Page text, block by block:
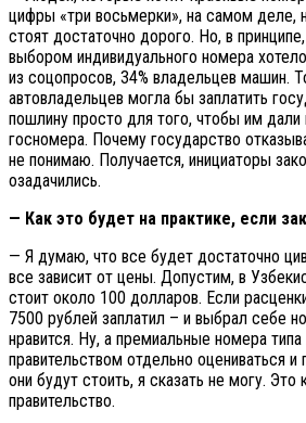
цифры «три восьмерки», на самом деле,
стоят достаточно дорого. Но, в
выбором индивидуального номера
из соцопросов, 34% владельцев машин.
автовладельцев могла бы заплатить
пошлину просто для того, чтобы им
госномера. Почему государство
не понимаю. Получается, инициаторы
озадачились.
— Как это будет на практике, если
— Я думаю, что все будет достаточно
все зависит от цены. Допустим, в
стоит около 100 долларов. Если
7500 рублей заплатил – и выбрал себе
нравится. Ну, а премиальные номера
правительством отдельно оцениваться и
они будут стоить, я сказать не могу. Это
правительство.